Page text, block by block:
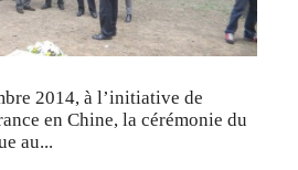
2014, à l’initiative de
en Chine, la cérémonie du
au...